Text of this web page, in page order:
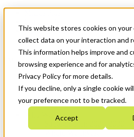
This website stores cookies on
collect data on your interaction and
This information helps improve and
browsing experience and for
Privacy Policy for more details.
If you decline, only a single cookie
your preference not to be tracked.
Accept
News & Events
Get Started
Menu
Who We Are
Strategic Plan 2026-2030